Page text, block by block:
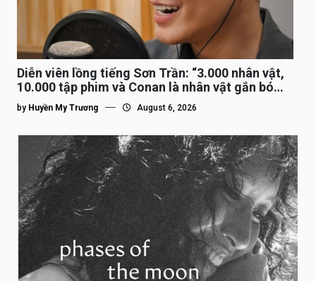
Diễn viên lồng tiếng Sơn Trần: “3.000 nhân vật,
10.000 tập phim và Conan là nhân vật gắn bó
lâu nhất”
by Huyền My Trương August 6, 2026